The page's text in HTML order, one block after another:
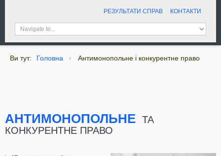
РЕЗУЛЬТАТИ СПРАВ КОНТАКТИ
Ви тут: Головна Антимонопольне і конкурентне право
АНТИМОНОПОЛЬНЕ ТА
КОНКУРЕНТНЕ ПРАВО